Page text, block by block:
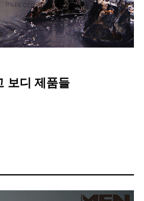
보디 제품들